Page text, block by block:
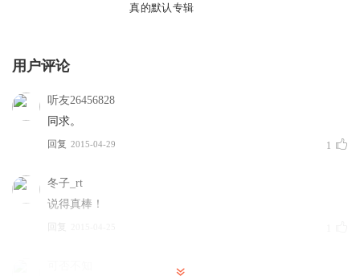
真的默认专辑
用户评论
听友26456828
同求。
回复 2015-04-29 1
冬子_rt
说得真棒！
回复